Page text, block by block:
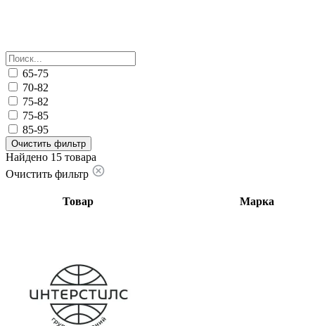
65-75
70-82
75-82
75-85
85-95
Очистить фильтр
Найдено 15 товара
Очистить фильтр
Товар Марка